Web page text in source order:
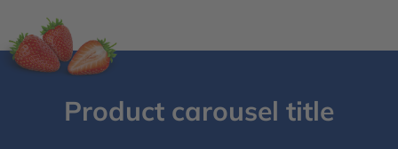
Product carousel title